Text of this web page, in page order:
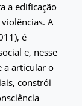
a edificação
A
é
e, nesse
a articular o
constrói